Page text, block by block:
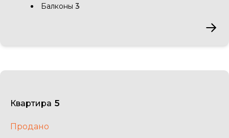
Балконы 3
Квартира 5
Продано